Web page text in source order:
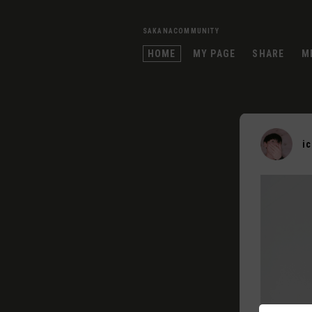
SAKANACOMMUNITY
HOME MY PAGE SHARE